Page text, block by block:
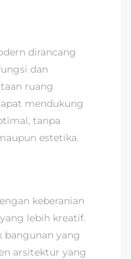
dirancang
dan
ruang
mendukung
tanpa
estetika.
keberanian
lebih kreatif.
bangunan yang
arsitektur yang